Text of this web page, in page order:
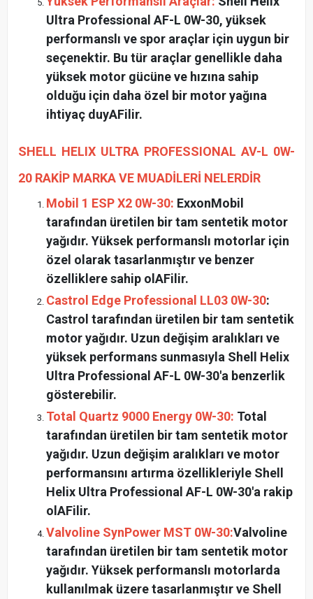
Ultra Professional AF-L 0W-30, yüksek
performanslı ve spor araçlar için uygun bir
seçenektir. Bu tür araçlar genellikle daha
yüksek motor gücüne ve hızına sahip
olduğu için daha özel bir motor yağına
ihtiyaç duyAFilir.
SHELL HELIX ULTRA PROFESSIONAL AV-L 0W-
20 RAKİP MARKA VE MUADİLERİ NELERDİR
Mobil 1 ESP X2 0W-30: ExxonMobil
tarafından üretilen bir tam sentetik motor
yağıdır. Yüksek performanslı motorlar için
özel olarak tasarlanmıştır ve benzer
özelliklere sahip olAFilir.
Castrol Edge Professional LL03 0W-30:
Castrol tarafından üretilen bir tam sentetik
motor yağıdır. Uzun değişim aralıkları ve
yüksek performans sunmasıyla Shell Helix
Ultra Professional AF-L 0W-30'a benzerlik
gösterebilir.
Total Quartz 9000 Energy 0W-30: Total
tarafından üretilen bir tam sentetik motor
yağıdır. Uzun değişim aralıkları ve motor
performansını artırma özellikleriyle Shell
Helix Ultra Professional AF-L 0W-30'a rakip
olAFilir.
Valvoline SynPower MST 0W-30:Valvoline
tarafından üretilen bir tam sentetik motor
yağıdır. Yüksek performanslı motorlarda
kullanılmak üzere tasarlanmıştır ve Shell